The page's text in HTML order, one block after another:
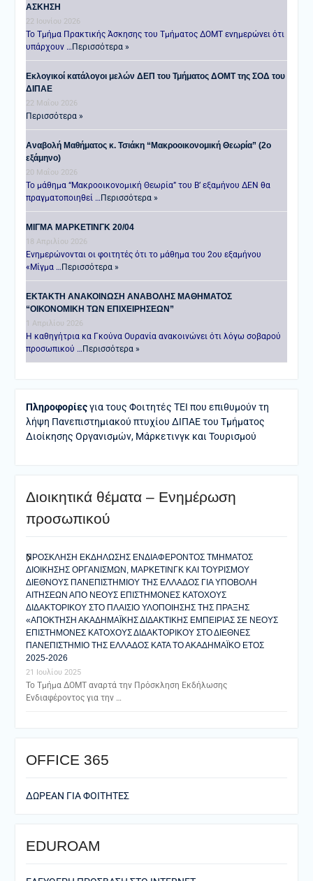
ΑΣΚΗΣΗ
22 Ιουνίου 2026
Το Τμήμα Πρακτικής Άσκησης του Τμήματος ΔΟΜΤ ενημερώνει ότι
υπάρχουν …Περισσότερα »
Εκλογικοί κατάλογοι μελών ΔΕΠ του Τμήματος ΔΟΜΤ της ΣΟΔ του
ΔΙΠΑΕ
22 Μαΐου 2026
Περισσότερα »
Αναβολή Μαθήματος κ. Τσιάκη “Μακροοικονομική Θεωρία” (2ο
εξάμηνο)
20 Μαΐου 2026
Το μάθημα “Μακροοικονομική Θεωρία” του Β’ εξαμήνου ΔΕΝ θα
πραγματοποιηθεί …Περισσότερα »
ΜΙΓΜΑ ΜΑΡΚΕΤΙΝΓΚ 20/04
18 Απριλίου 2026
Ενημερώνονται οι φοιτητές ότι το μάθημα του 2ου εξαμήνου
«Μίγμα …Περισσότερα »
ΕΚΤΑΚΤΗ ΑΝΑΚΟΙΝΩΣΗ ΑΝΑΒΟΛΗΣ ΜΑΘΗΜΑΤΟΣ
“ΟΙΚΟΝΟΜΙΚΗ ΤΩΝ ΕΠΙΧΕΙΡΗΣΕΩΝ”
1 Απριλίου 2026
Η καθηγήτρια κα Γκούνα Ουρανία ανακοινώνει ότι λόγω σοβαρού
προσωπικού …Περισσότερα »
Πληροφορίεςγια τους Φοιτητές ΤΕΙ που επιθυμούν τη
λήψη Πανεπιστημιακού πτυχίου ΔΙΠΑΕ του Τμήματος
Διοίκησης Οργανισμών, Μάρκετινγκ και Τουρισμού
Διοικητικά θέματα – Ενημέρωση
προσωπικού
ΠΡΟΣΚΛΗΣΗ ΕΚΔΗΛΩΣΗΣ ΕΝΔΙΑΦΕΡΟΝΤΟΣ ΤΜΗΜΑΤΟΣ
ΔΙΟΙΚΗΣΗΣ ΟΡΓΑΝΙΣΜΩΝ, ΜΑΡΚΕΤΙΝΓΚ ΚΑΙ ΤΟΥΡΙΣΜΟΥ
ΔΙΕΘΝΟΥΣ ΠΑΝΕΠΙΣΤΗΜΙΟΥ ΤΗΣ ΕΛΛΑΔΟΣ ΓΙΑ ΥΠΟΒΟΛΗ
ΑΙΤΗΣΕΩΝ ΑΠΟ ΝΕΟΥΣ ΕΠΙΣΤΗΜΟΝΕΣ ΚΑΤΟΧΟΥΣ
ΔΙΔΑΚΤΟΡΙΚΟΥ ΣΤΟ ΠΛΑΙΣΙΟ ΥΛΟΠΟΙΗΣΗΣ ΤΗΣ ΠΡΑΞΗΣ
«ΑΠΟΚΤΗΣΗ ΑΚΑΔΗΜΑΪΚΗΣ ΔΙΔΑΚΤΙΚΗΣ ΕΜΠΕΙΡΙΑΣ ΣΕ ΝΕΟΥΣ
ΕΠΙΣΤΗΜΟΝΕΣ ΚΑΤΟΧΟΥΣ ΔΙΔΑΚΤΟΡΙΚΟΥ ΣΤΟ ΔΙΕΘΝΕΣ
ΠΑΝΕΠΙΣΤΗΜΙΟ ΤΗΣ ΕΛΛΑΔΟΣ ΚΑΤΑ ΤΟ ΑΚΑΔΗΜΑΪΚΟ ΕΤΟΣ
2025-2026
21 Ιουλίου 2025
Το Τμήμα ΔΟΜΤ αναρτά την Πρόσκληση Εκδήλωσης
Ενδιαφέροντος για την …
ΟFFICE 365
ΔΩΡΕΑΝ ΓΙΑ ΦΟΙΤΗΤΕΣ
EDUROAM